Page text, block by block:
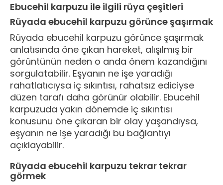
Ebucehil karpuzu ile ilgili rüya çeşitleri
Rüyada ebucehil karpuzu görünce şaşırmak
Rüyada ebucehil karpuzu görünce şaşırmak
anlatısında öne çıkan hareket, alışılmış bir
görüntünün neden o anda önem kazandığını
sorgulatabilir. Eşyanın ne işe yaradığı
rahatlatıcıysa iç sıkıntısı, rahatsız ediciyse
düzen tarafı daha görünür olabilir. Ebucehil
karpuzuda yakın dönemde iç sıkıntısı
konusunu öne çıkaran bir olay yaşandıysa,
eşyanın ne işe yaradığı bu bağlantıyı
açıklayabilir.
Rüyada ebucehil karpuzu tekrar tekrar
görmek